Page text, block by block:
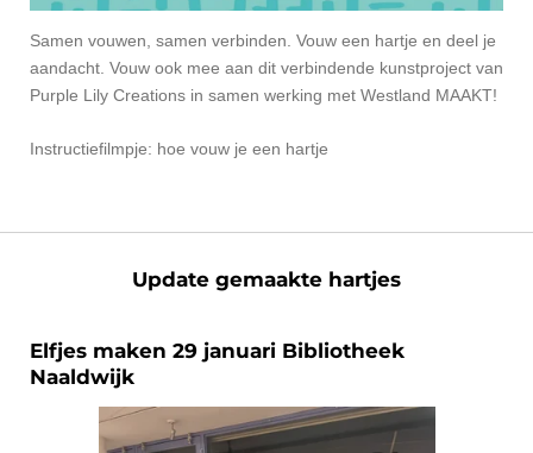
Samen vouwen, samen verbinden. Vouw een hartje en deel je
aandacht. Vouw ook mee aan dit verbindende kunstproject van
Purple Lily Creations in samen werking met Westland MAAKT!
Instructiefilmpje: hoe vouw je een hartje
Update gemaakte hartjes
Elfjes maken 29 januari Bibliotheek
Naaldwijk